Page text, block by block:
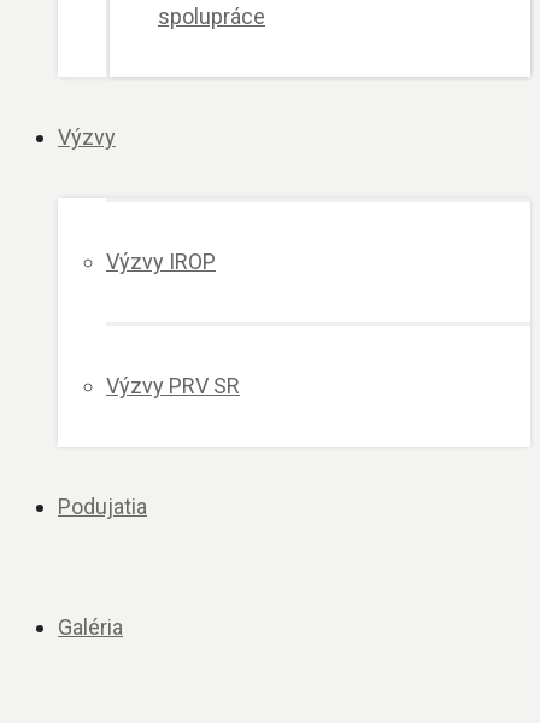
spolupráce
Výzvy
Výzvy IROP
Výzvy PRV SR
Podujatia
Galéria